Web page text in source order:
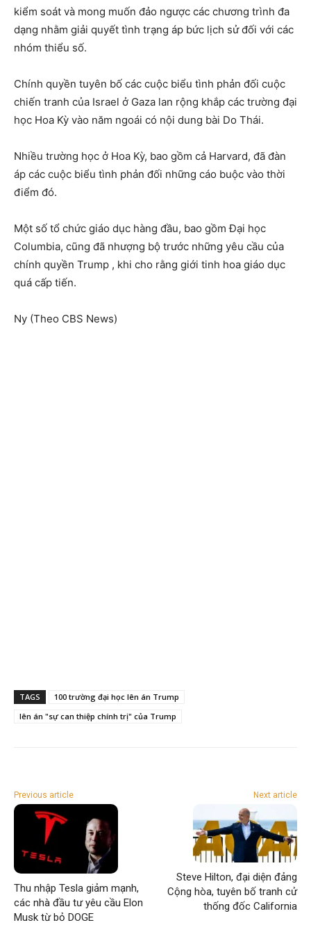
kiểm soát và mong muốn đảo ngược các chương trình đa
dạng nhằm giải quyết tình trạng áp bức lịch sử đối với các
nhóm thiểu số.
Chính quyền tuyên bố các cuộc biểu tình phản đối cuộc
chiến tranh của Israel ở Gaza lan rộng khắp các trường đại
học Hoa Kỳ vào năm ngoái có nội dung bài Do Thái.
Nhiều trường học ở Hoa Kỳ, bao gồm cả Harvard, đã đàn
áp các cuộc biểu tình phản đối những cáo buộc vào thời
điểm đó.
Một số tổ chức giáo dục hàng đầu, bao gồm Đại học
Columbia, cũng đã nhượng bộ trước những yêu cầu của
chính quyền Trump , khi cho rằng giới tinh hoa giáo dục
quá cấp tiến.
Ny (Theo CBS News)
TAGS
100 trường đại học lên án Trump
lên án "sự can thiệp chính trị" của Trump
Previous article
Thu nhập Tesla giảm mạnh,
các nhà đầu tư yêu cầu Elon
Musk từ bỏ DOGE
Next article
Steve Hilton, đại diện đảng
Cộng hòa, tuyên bố tranh cử
thống đốc California